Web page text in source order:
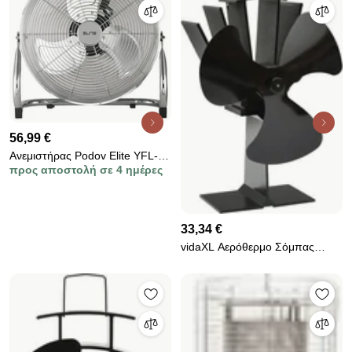
56,99 €
Ανεμιστήρας Podov Elite YFL-
0317HR, 100W, 50,8 cm, 3
προς αποστολή σε 4 ημέρες
33,34 €
vidaXL Αερόθερμο Σόμπας